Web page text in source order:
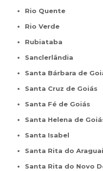
Rio Quente
Rio Verde
Rubiataba
Sanclerlândia
Santa Bárbara de
Santa Cruz de Goiás
Santa Fé de Goiás
Santa Helena de
Santa Isabel
Santa Rita do
Santa Rita do Novo